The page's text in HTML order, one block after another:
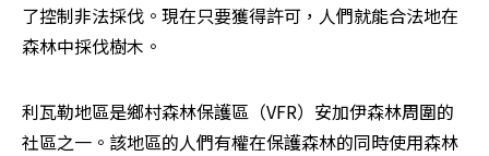
了控制非法採伐。現在只要獲得許可，人們就能合法地在
森林中採伐樹木。
利瓦勒地區是鄉村森林保護區（VFR）安加伊森林周圍的
社區之一。該地區的人們有權在保護森林的同時使用森林